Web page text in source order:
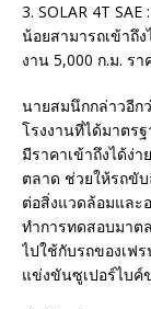
3. SOLAR 4T
น้อยสามารถเข้าถึ
งาน 5,000 ก.ม. ร
นายสมนึกกล่าวอีก
โรงงานที่ได้มาตร
มีราคาเข้าถึงได้ง่
ตลาด ช่วยให้รถขับ
ต่อสิ่งแวดล้อมและ
ทำการทดสอบมาต
ไปใช้กับรถของเฟ
แข่งขันซูเปอร์ไบค์